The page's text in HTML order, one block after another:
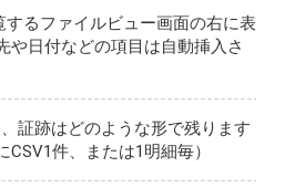
するファイルビュー画面の右に表
や日付などの項目は自動挿入さ
証跡はどのような形で残ります
件、または1明細毎）